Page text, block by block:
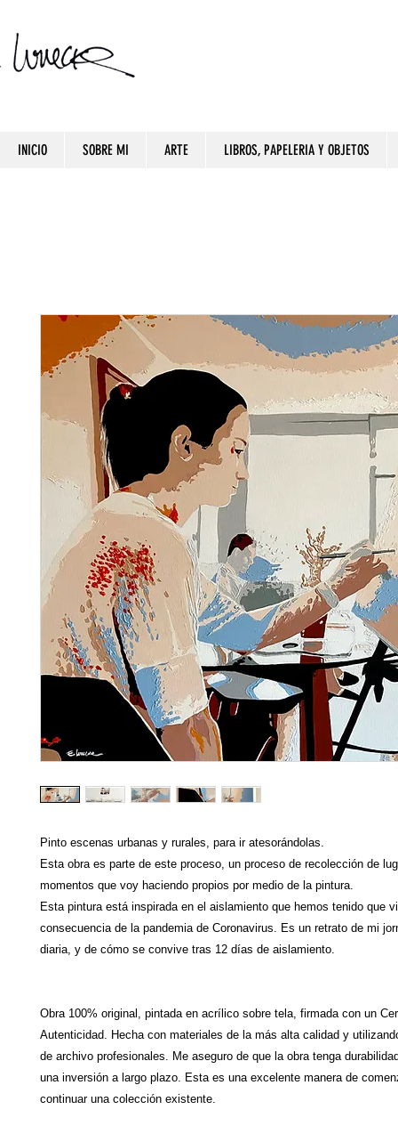
INICIO SOBRE MI ARTE LIBROS, PAPELERIA Y OBJETOS
Pinto escenas urbanas y rurales, para ir atesorándolas.
Esta obra es parte de este proceso, un proceso de recolección de
momentos que voy haciendo propios por medio de la pintura.
Esta pintura está inspirada en el aislamiento que hemos tenido que
consecuencia de la pandemia de Coronavirus. Es un retrato de mi
diaria, y de cómo se convive tras 12 días de aislamiento.
Obra 100% original, pintada en acrílico sobre tela, firmada con un
Autenticidad. Hecha con materiales de la más alta calidad y
de archivo profesionales. Me aseguro de que la obra tenga
una inversión a largo plazo. Esta es una excelente manera de
continuar una colección existente.